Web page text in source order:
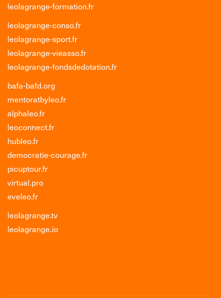
leolagrange-formation.fr
leolagrange-conso.fr
leolagrange-sport.fr
leolagrange-vieasso.fr
leolagrange-fondsdedotation.fr
bafa-bafd.org
mentoratbyleo.fr
alphaleo.fr
leoconnect.fr
hubleo.fr
democratie-courage.fr
picuptour.fr
virtual.pro
eveleo.fr
leolagrange.tv
leolagrange.io